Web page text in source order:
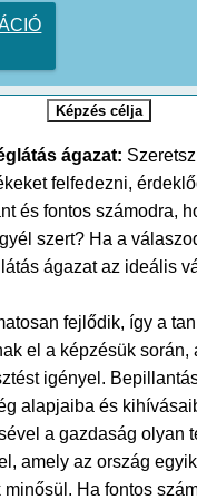
Képzés célja
ágazat:
felfedezni,
és fontos számodra,
szert? Ha a
ágazat az ideális
fejlődik, így a
el a képzésük során,
igényel.
alapjaiba és
a gazdaság olyan
amely az ország egyik
minősül. Ha fontos